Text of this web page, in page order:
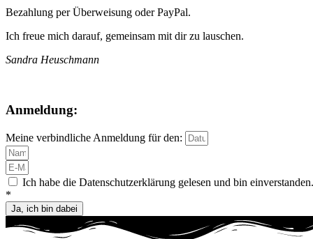
Bezahlung per Überweisung oder PayPal.
Ich freue mich darauf, gemeinsam mit dir zu lauschen.
Sandra Heuschmann
Anmeldung:
Meine verbindliche Anmeldung für den:
Ich habe die Datenschutzerklärung gelesen und bin einverstanden.
*
Ja, ich bin dabei